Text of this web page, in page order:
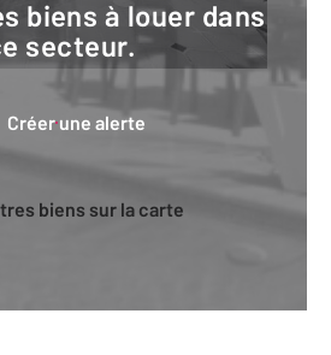
biens à louer dans
secteur.
Créer une alerte
biens sur la carte